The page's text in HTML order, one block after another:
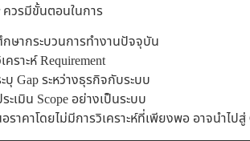
ควรมีขั้นตอนในการ
ษากระบวนการทำงานปัจจุบัน
คราะห์ Requirement
บุ Gap ระหว่างธุรกิจกับระบบ
ะเมิน Scope อย่างเป็นระบบ
ราคาโดยไม่มีการวิเคราะห์ที่เพียงพอ อาจนำไป